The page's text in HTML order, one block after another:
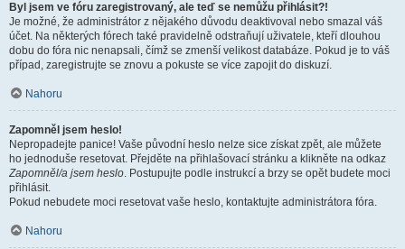
Byl jsem ve fóru zaregistrovaný, ale teď se nemůžu přihlásit?!
Je možné, že administrátor z nějakého důvodu deaktivoval nebo smazal váš
účet. Na některých fórech také pravidelně odstraňují uživatele, kteří dlouhou
dobu do fóra nic nenapsali, čímž se zmenší velikost databáze. Pokud je to váš
případ, zaregistrujte se znovu a pokuste se více zapojit do diskuzí.
Nahoru
Zapomněl jsem heslo!
Nepropadejte panice! Vaše původní heslo nelze sice získat zpět, ale můžete
ho jednoduše resetovat. Přejděte na přihlašovací stránku a klikněte na odkaz
Zapomněl/a jsem heslo. Postupujte podle instrukcí a brzy se opět budete moci
přihlásit.
Pokud nebudete moci resetovat vaše heslo, kontaktujte administrátora fóra.
Nahoru